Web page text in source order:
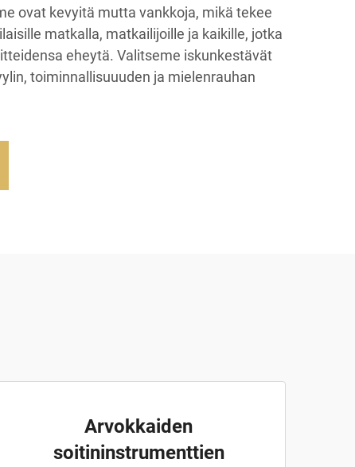
ovat kevyitä mutta vankkoja, mikä tekee
matkalla, matkailijoille ja kaikille, jotka
eheytä. Valitseme iskunkestävät
toiminnallisuuuden ja mielenrauhan
Arvokkaiden
soitininstrumenttien